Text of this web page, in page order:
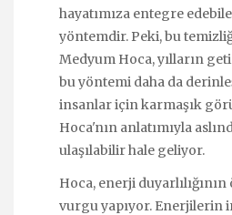
hayatımıza entegre
yöntemdir. Peki, bu
Medyum Hoca, yılların
bu yöntemi daha da
insanlar için karmaşık
Hoca'nın anlatımıyla
ulaşılabilir hale geliyor.
Hoca, enerji
vurgu yapıyor. Enerjilerin